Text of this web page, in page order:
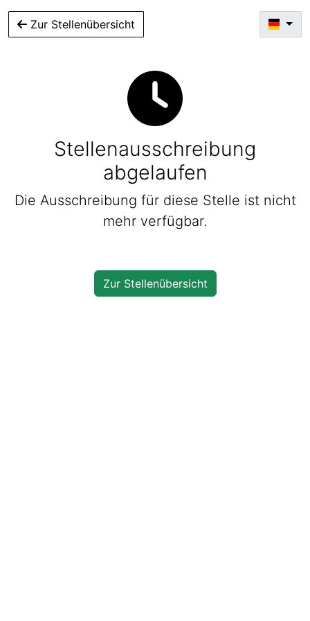
Zur Stellenübersicht
Stellenausschreibung
abgelaufen
Die Ausschreibung für diese Stelle ist nicht
mehr verfügbar.
Zur Stellenübersicht